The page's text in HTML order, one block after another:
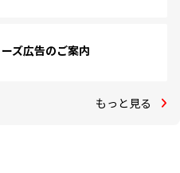
ズ広告のご案内
もっと見る